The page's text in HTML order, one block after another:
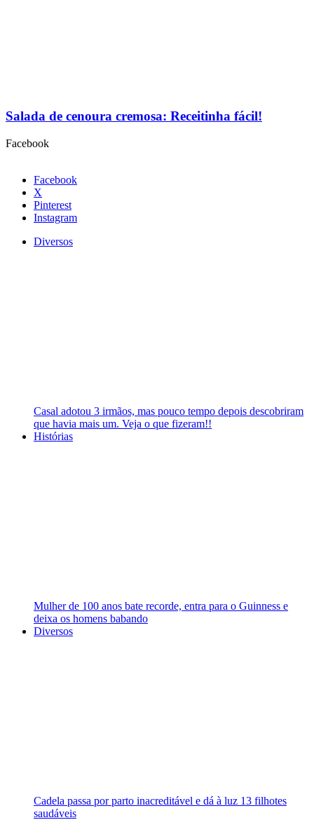
Salada de cenoura cremosa: Receitinha fácil!
Facebook
Facebook
X
Pinterest
Instagram
Diversos
Casal adotou 3 irmãos, mas pouco tempo depois descobriram
que havia mais um. Veja o que fizeram!!
Histórias
Mulher de 100 anos bate recorde, entra para o Guinness e
deixa os homens babando
Diversos
Cadela passa por parto inacreditável e dá à luz 13 filhotes
saudáveis